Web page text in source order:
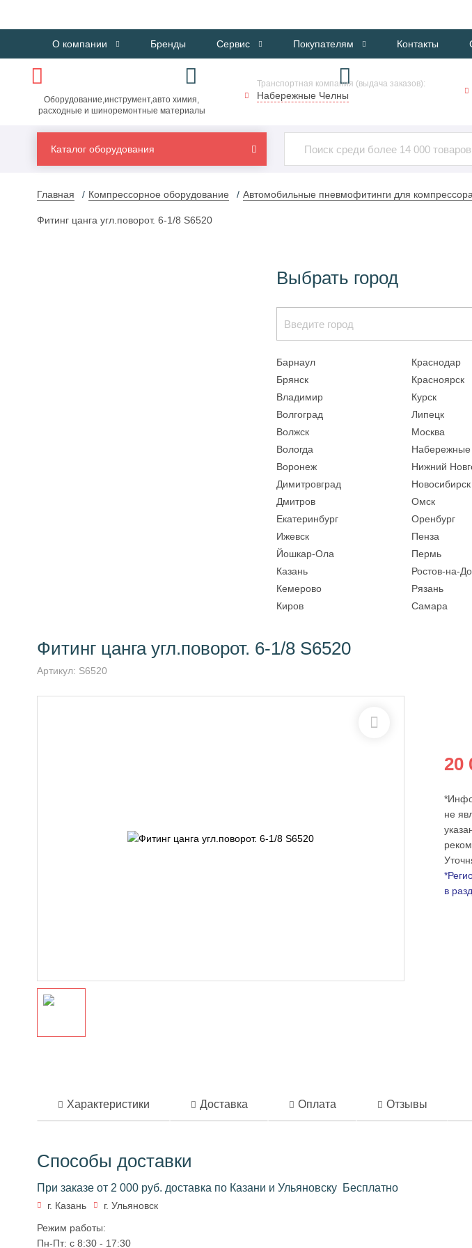
О компании Бренды Сервис Покупателям Контакты
Оборудование,инструмент,авто химия,
расходные и шиноремонтные материалы
Транспортная компания (выдача заказов):
Набережные Челны
Каталог оборудования
Главная Компрессорное оборудование Автомобильные пневмофитинги для компрессора
Фитинг цанга угл.поворот. 6-1/8 S6520
Выбрать город
Барнаул
Брянск
Владимир
Волгоград
Волжск
Вологда
Воронеж
Димитровград
Дмитров
Екатеринбург
Ижевск
Йошкар-Ола
Казань
Кемерово
Киров
Краснодар
Красноярск
Курск
Липецк
Москва
Нижний
Новосибирск
Омск
Оренбург
Пенза
Пермь
Ростов-на-
Рязань
Самара
Фитинг цанга угл.поворот. 6-1/8 S6520
Артикул: S6520
20
не
в
Характеристики Доставка Оплата Отзывы
Способы доставки
При заказе от 2 000 руб. доставка по Казани и Ульяновску Бесплатно
г. Казань
г. Ульяновск
Режим работы:
Пн-Пт: с 8:30 - 17:30